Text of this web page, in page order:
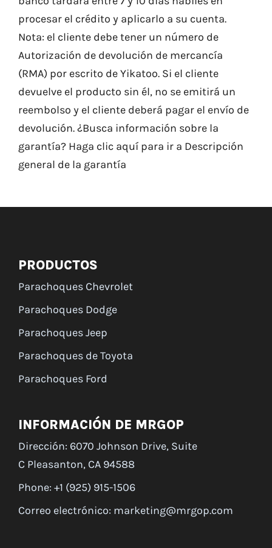
procesar el crédito y aplicarlo a su cuenta.
Nota: el cliente debe tener un número de
Autorización de devolución de mercancía
(RMA) por escrito de Yikatoo. Si el cliente
devuelve el producto sin él, no se emitirá un
reembolso y el cliente deberá pagar el envío de
devolución. ¿Busca información sobre la
garantía? Haga clic aquí para ir a Descripción
general de la garantía
PRODUCTOS
Parachoques Chevrolet
Parachoques Dodge
Parachoques Jeep
Parachoques de Toyota
Parachoques Ford
INFORMACIÓN DE MRGOP
Dirección: 6070 Johnson Drive, Suite
C Pleasanton, CA 94588
Phone: +1 (925) 915-1506
Correo electrónico: marketing@mrgop.com